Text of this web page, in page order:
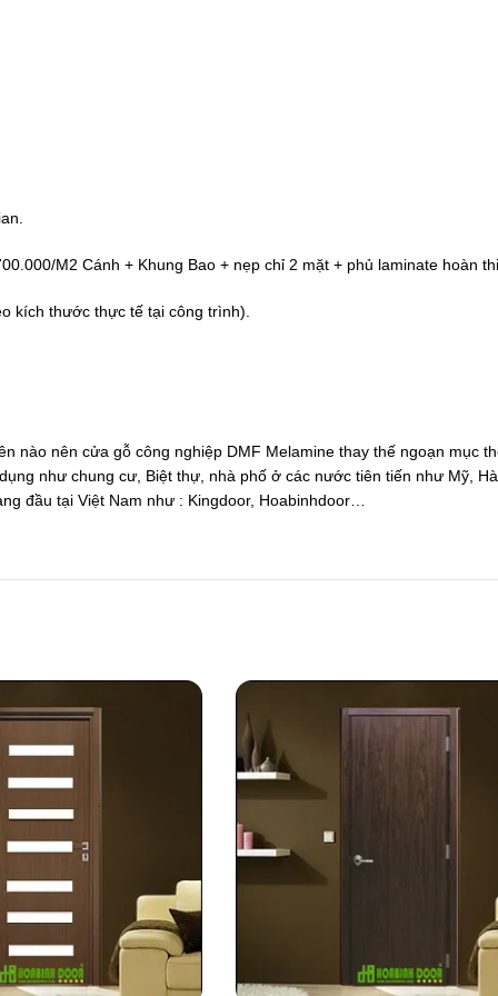
M2 Cánh + Khung Bao + nẹp chỉ 2 mặt + phủ laminate hoàn
kích thước thực tế tại công trình).
nào nên cửa gỗ công nghiệp DMF Melamine thay thế ngoạn mục
như chung cư, Biệt thự, nhà phố ở các nước tiên tiến như Mỹ,
đầu tại Việt Nam như : Kingdoor, Hoabinhdoor…